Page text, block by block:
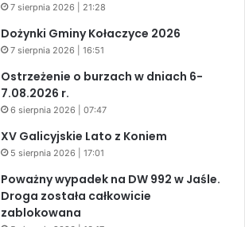
7 sierpnia 2026 | 21:28
Dożynki Gminy Kołaczyce 2026
7 sierpnia 2026 | 16:51
Ostrzeżenie o burzach w dniach 6-
7.08.2026 r.
6 sierpnia 2026 | 07:47
XV Galicyjskie Lato z Koniem
5 sierpnia 2026 | 17:01
Poważny wypadek na DW 992 w Jaśle.
Droga została całkowicie
zablokowana